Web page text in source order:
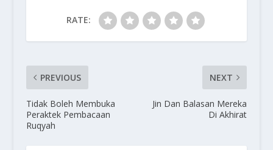
RATE:
PREVIOUS
Tidak Boleh Membuka
Peraktek Pembacaan
Ruqyah
NEXT
Jin Dan Balasan Mereka
Di Akhirat